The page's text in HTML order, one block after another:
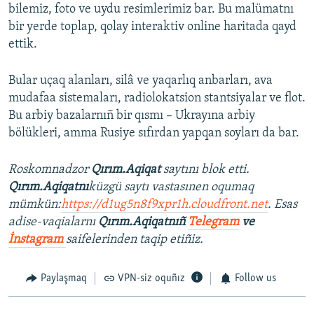
bilemiz, foto ve uydu resimlerimiz bar. Bu malümatnı
bir yerde toplap, qolay interaktiv online haritada qayd
ettik.
Bular uçaq alanları, silâ ve yaqarlıq anbarları, ava
mudafaa sistemaları, radiolokatsion stantsiyalar ve flot.
Bu arbiy bazalarnıñ bir qısmı – Ukrayına arbiy
bölükleri, amma Rusiye sıfırdan yapqan soyları da bar.
Roskomnadzor Qırım.Aqiqatsaytını blok etti.
Qırım.Aqiqatnıküzgü saytı vastasınen oqumaq
mümkün:https://d1ug5n8f9xpr1h.cloudfront.net. Esas
adise-vaqialarnı Qırım.Aqiqatnıñ Telegramve
İnstagram saifelerinden taqip etiñiz.
Paylaşmaq VPN-siz oquñız Follow us